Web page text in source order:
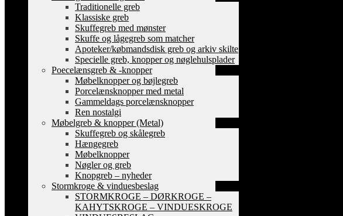
Traditionelle greb
Klassiske greb
Skuffegreb med mønster
Skuffe og lågegreb som matcher
Apoteker/købmandsdisk greb og arkiv skilte
Specielle greb, knopper og nøglehulsplader
Poecelænsgreb & -knopper
Møbelknopper og bøjlegreb
Porcelænsknopper med metal
Gammeldags porcelænsknopper
Ren nostalgi
Møbelgreb & knopper (Metal)
Skuffegreb og skålegreb
Hængegreb
Møbelknopper
Nøgler og greb
Knopgreb – nyheder
Stormkroge & vinduesbeslag
STORMKROGE – DØRKROGE –
KAHYTSKROGE – VINDUESKROGE